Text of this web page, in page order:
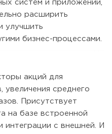
систем и приложений,
расширить
улучшить
бизнес-процессами.
акций для
увеличения среднего
Присутствует
на базе встроенной
интеграции с внешней. И